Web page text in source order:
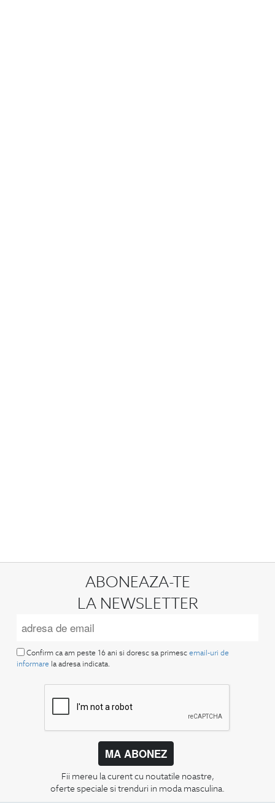
ABONEAZA-TE
LA NEWSLETTER
Confirm ca am peste 16 ani si doresc sa primesc email-uri de
informare la adresa indicata.
MA ABONEZ
Fii mereu la curent cu noutatile noastre,
oferte speciale si trenduri in moda masculina.